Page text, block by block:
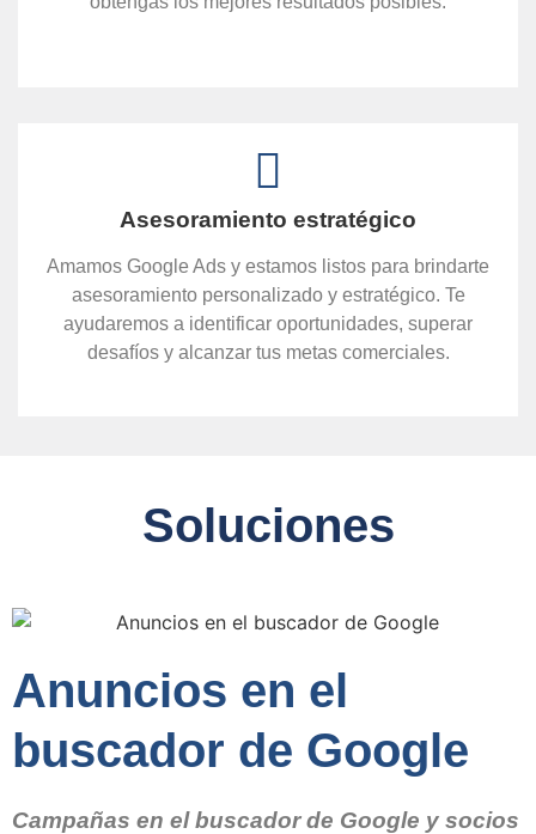
Asesoramiento estratégico
Amamos Google Ads y estamos listos para brindarte
asesoramiento personalizado y estratégico. Te
ayudaremos a identificar oportunidades, superar
desafíos y alcanzar tus metas comerciales.
Soluciones
Anuncios en el
buscador de Google
Campañas en el buscador de Google y socios